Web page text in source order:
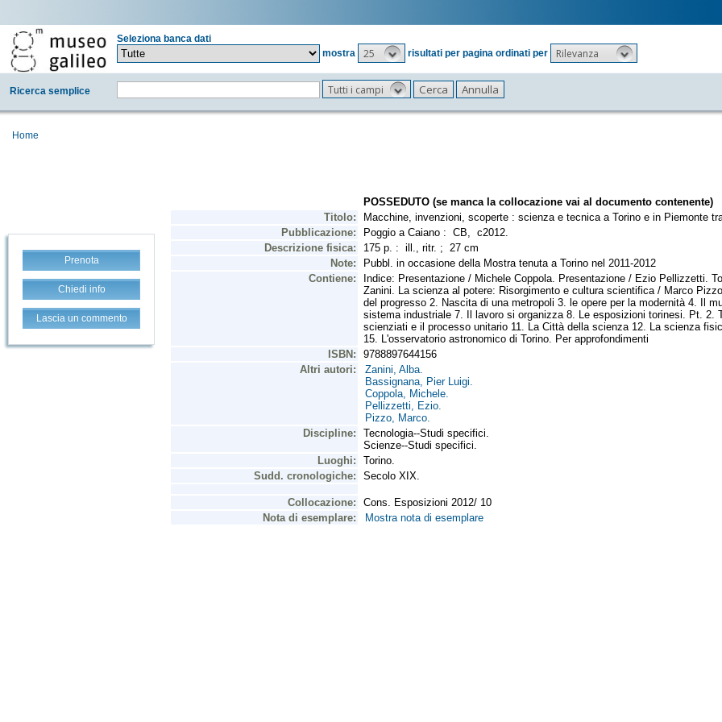
Seleziona banca dati
mostra
25 risultati per pagina ordinati per Rilevanza
Ricerca semplice Tutti i campi
Home
Prenota
Chiedi info
Lascia un commento